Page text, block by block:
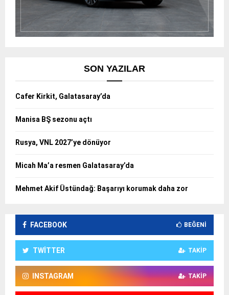
SON YAZILAR
Cafer Kirkit, Galatasaray’da
Manisa BŞ sezonu açtı
Rusya, VNL 2027’ye dönüyor
Micah Ma’a resmen Galatasaray’da
Mehmet Akif Üstündağ: Başarıyı korumak daha zor
FACEBOOK BEĞENI
TWITTER TAKIP
INSTAGRAM TAKIP